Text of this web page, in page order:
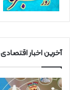
آخرین اخبار اقتصادی